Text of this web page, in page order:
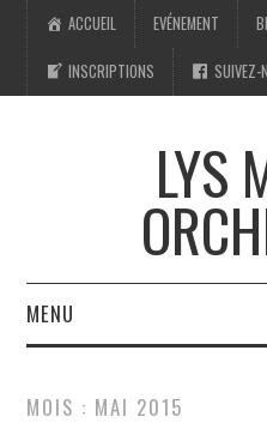
ACCUEIL EVÉNEMENT
INSCRIPTIONS SUIVEZ-
LYS
MENU
EVÉNEMENT
MOIS : MAI 2015